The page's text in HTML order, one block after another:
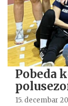
Pobeda
15. decembar